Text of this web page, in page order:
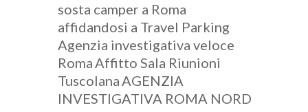
sosta camper a Roma
affidandosi a Travel Parking
Agenzia investigativa veloce
RomaAffitto Sala Riunioni
TuscolanaAGENZIA
INVESTIGATIVA ROMA NORD